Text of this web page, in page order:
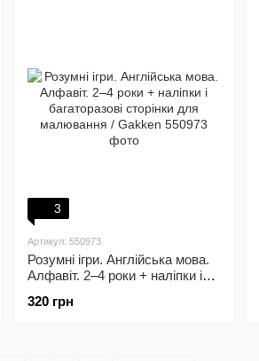
3
Артикул: 550973
Розумні ігри. Англійська мова.
Алфавіт. 2–4 роки + наліпки і
малювання / Gakken
320 грн